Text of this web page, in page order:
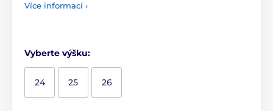
Více informací ›
Vyberte výšku:
24 25 26